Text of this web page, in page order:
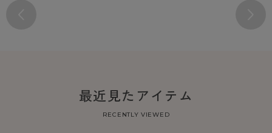
最近見たアイテム
RECENTLY VIEWED